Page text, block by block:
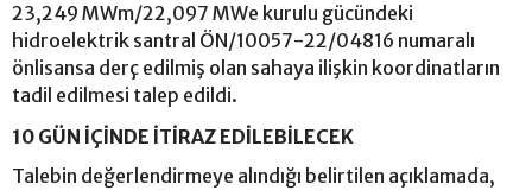
23,249 MWm/22,097 MWe kurulu gücündeki
hidroelektrik santral ÖN/10057-22/04816 numaralı
önlisansa derç edilmiş olan sahaya ilişkin koordinatların
tadil edilmesi talep edildi.
10 GÜN İÇİNDE İTİRAZ EDİLEBİLECEK
Talebin değerlendirmeye alındığı belirtilen açıklamada,